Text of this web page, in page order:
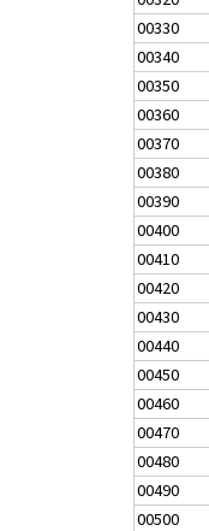
00330
00340
00350
00360
00370
00380
00390
00400
00410
00420
00430
00440
00450
00460
00470
00480
00490
00500